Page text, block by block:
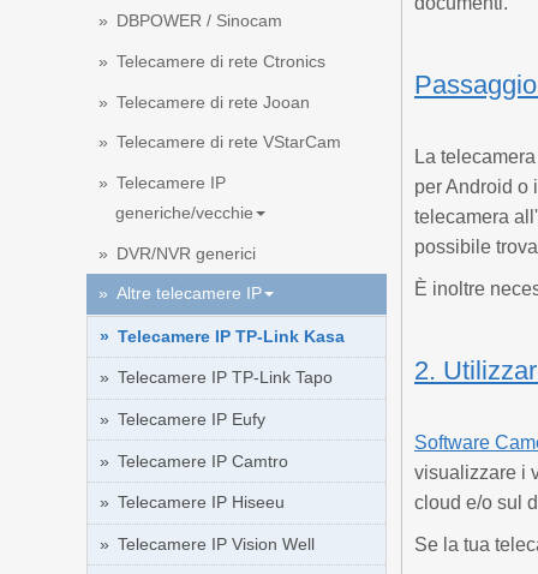
DBPOWER / Sinocam
Telecamere di rete Ctronics
Telecamere di rete Jooan
Telecamere di rete VStarCam
Telecamere IP
generiche/vecchie
DVR/NVR generici
Altre telecamere IP
Telecamere IP TP-Link Kasa
Telecamere IP TP-Link Tapo
Telecamere IP Eufy
Telecamere IP Camtro
Telecamere IP Hiseeu
Telecamere IP Vision Well
La
per Android o
telecamera
possibile
È inoltre
2.
Software
visualizzare i
cloud e/o sul
Se la tua